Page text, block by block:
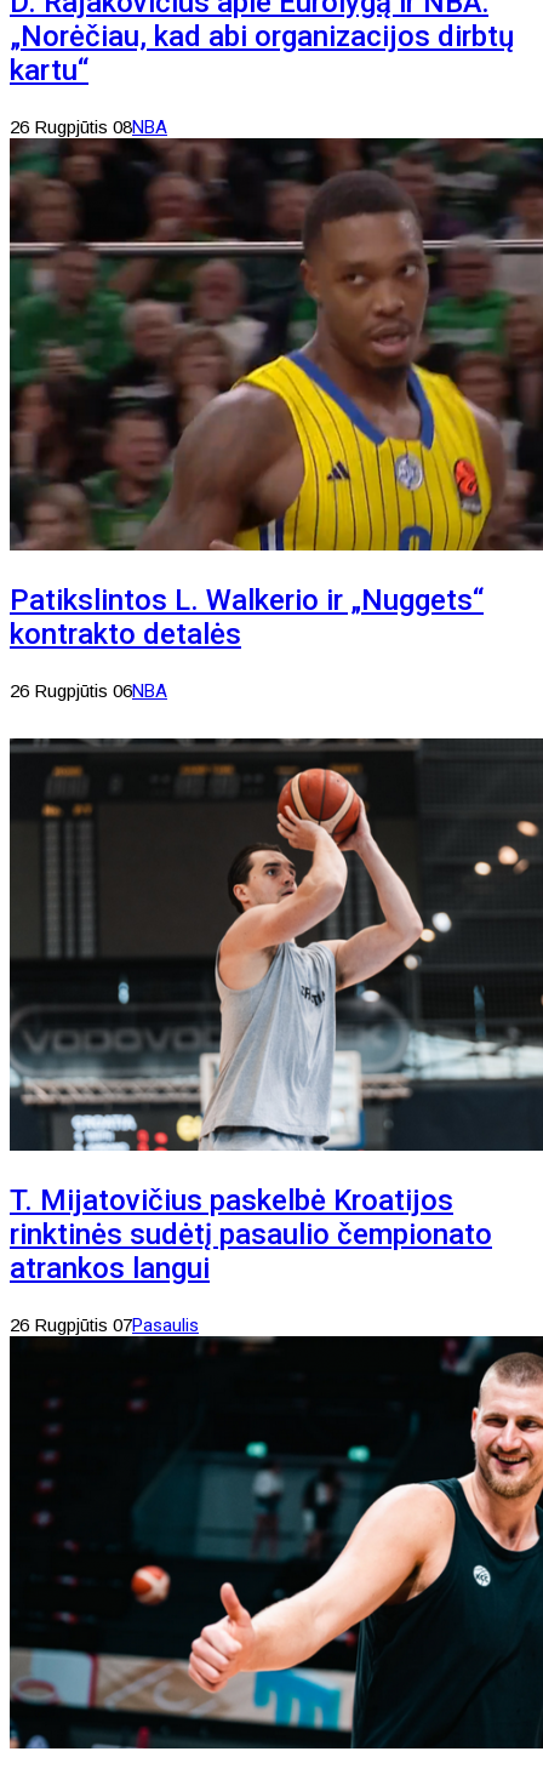
„Norėčiau, kad abi organizacijos dirbtų
kartu“
26 Rugpjūtis 08NBA
Patikslintos L. Walkerio ir „Nuggets“
kontrakto detalės
26 Rugpjūtis 06NBA
T. Mijatovičius paskelbė Kroatijos
rinktinės sudėtį pasaulio čempionato
atrankos langui
26 Rugpjūtis 07Pasaulis